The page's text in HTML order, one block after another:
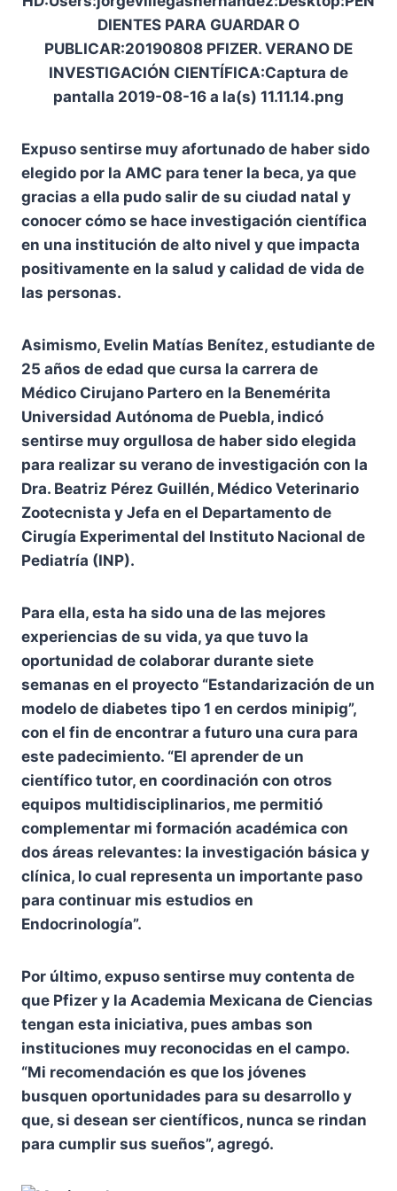
Expuso sentirse muy afortunado de haber sido
elegido por la AMC para tener la beca, ya que
gracias a ella pudo salir de su ciudad natal y
conocer cómo se hace investigación científica
en una institución de alto nivel y que impacta
positivamente en la salud y calidad de vida de
las personas.
Asimismo, Evelin Matías Benítez, estudiante de
25 años de edad que cursa la carrera de
Médico Cirujano Partero en la Benemérita
Universidad Autónoma de Puebla, indicó
sentirse muy orgullosa de haber sido elegida
para realizar su verano de investigación con la
Dra. Beatriz Pérez Guillén, Médico Veterinario
Zootecnista y Jefa en el Departamento de
Cirugía Experimental del Instituto Nacional de
Pediatría (INP).
Para ella, esta ha sido una de las mejores
experiencias de su vida, ya que tuvo la
oportunidad de colaborar durante siete
semanas en el proyecto “Estandarización de un
modelo de diabetes tipo 1 en cerdos minipig”,
con el fin de encontrar a futuro una cura para
este padecimiento. “El aprender de un
científico tutor, en coordinación con otros
equipos multidisciplinarios, me permitió
complementar mi formación académica con
dos áreas relevantes: la investigación básica y
clínica, lo cual representa un importante paso
para continuar mis estudios en
Endocrinología”.
Por último, expuso sentirse muy contenta de
que Pfizer y la Academia Mexicana de Ciencias
tengan esta iniciativa, pues ambas son
instituciones muy reconocidas en el campo.
“Mi recomendación es que los jóvenes
busquen oportunidades para su desarrollo y
que, si desean ser científicos, nunca se rindan
para cumplir sus sueños”, agregó.